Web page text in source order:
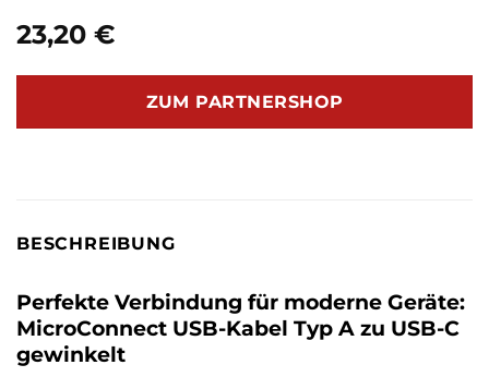
23,20 €
ZUM PARTNERSHOP
BESCHREIBUNG
Perfekte Verbindung für moderne Geräte:
MicroConnect USB-Kabel Typ A zu USB-C
gewinkelt